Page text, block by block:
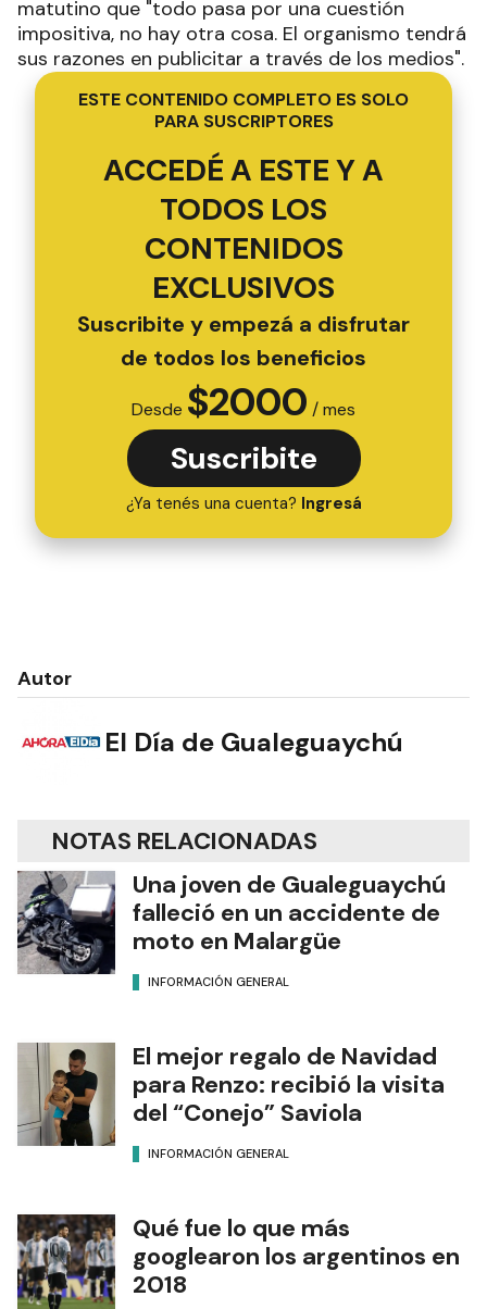
matutino que "todo pasa por una cuestión
impositiva, no hay otra cosa. El organismo tendrá
sus razones en publicitar a través de los medios".
ESTE CONTENIDO COMPLETO ES SOLO
PARA SUSCRIPTORES
ACCEDÉ A ESTE Y A
TODOS LOS
CONTENIDOS
EXCLUSIVOS
Suscribite y empezá a disfrutar
de todos los beneficios
Desde $2000 / mes
Suscribite
¿Ya tenés una cuenta? Ingresá
Autor
El Día de Gualeguaychú
NOTAS RELACIONADAS
Una joven de Gualeguaychú
falleció en un accidente de
moto en Malargüe
INFORMACIÓN GENERAL
El mejor regalo de Navidad
para Renzo: recibió la visita
del “Conejo” Saviola
INFORMACIÓN GENERAL
Qué fue lo que más
googlearon los argentinos en
2018